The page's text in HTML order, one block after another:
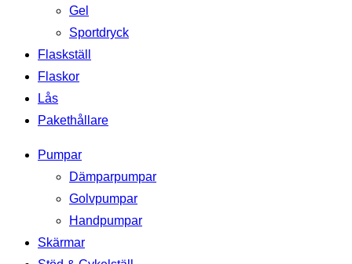
Gel
Sportdryck
Flaskställ
Flaskor
Lås
Pakethållare
Pumpar
Dämparpumpar
Golvpumpar
Handpumpar
Skärmar